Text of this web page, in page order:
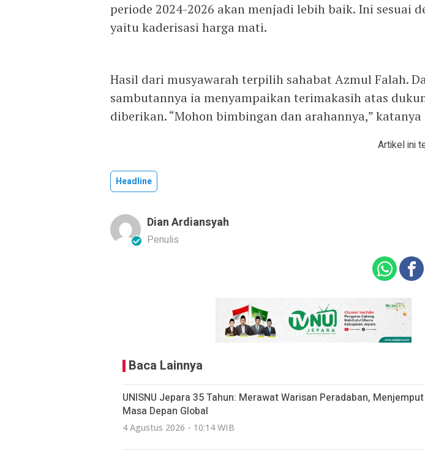
periode 2024-2026 akan menjadi lebih baik. Ini sesuai
yaitu kaderisasi harga mati.
Hasil dari musyawarah terpilih sahabat Azmul Falah.
sambutannya ia menyampaikan terimakasih atas
diberikan. “Mohon bimbingan dan arahannya,” katanya
Artikel ini
Headline
Dian Ardiansyah
Penulis
Baca Lainnya
UNISNU Jepara 35 Tahun: Merawat Warisan Peradaban, Menjemput
Masa Depan Global
4 Agustus 2026 - 10:14 WIB